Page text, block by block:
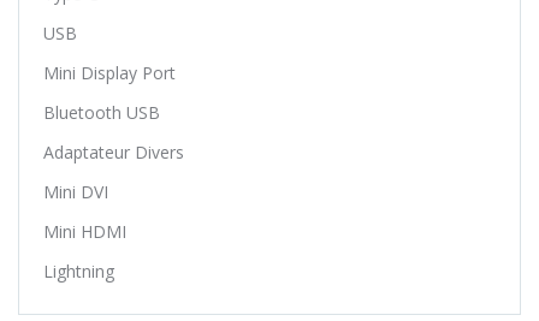
USB
Mini Display Port
Bluetooth USB
Adaptateur Divers
Mini DVI
Mini HDMI
Lightning